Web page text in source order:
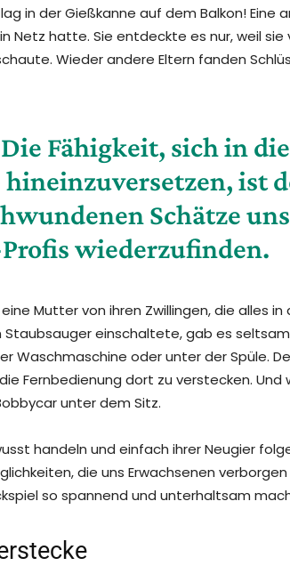
in der Gießkanne auf dem Balkon! Eine
Netz hatte. Sie entdeckte es nur, weil
Wieder andere Eltern fanden
Fähigkeit, sich in die
ist
Schätze
wiederzufinden.
Mutter von ihren Zwillingen, die alles in
einschaltete, gab es
Waschmaschine oder unter der Spüle.
Fernbedienung dort zu verstecken. Und
unter dem Sitz.
handeln und einfach ihrer Neugier
die uns Erwachsenen verborgen
so spannend und unterhaltsam